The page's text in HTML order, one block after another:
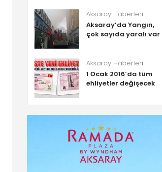
Aksaray Haberleri
Aksaray’da Yangın,
çok sayıda yaralı var
Aksaray Haberleri
1 Ocak 2016’da tüm
ehliyetler değişecek